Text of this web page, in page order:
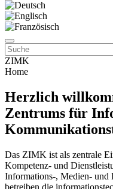
ZIMK
Home
Herzlich
Zentrums für
Das ZIMK ist als zentrale
Kompetenz- und
Informations-, Medien-
betreiben die